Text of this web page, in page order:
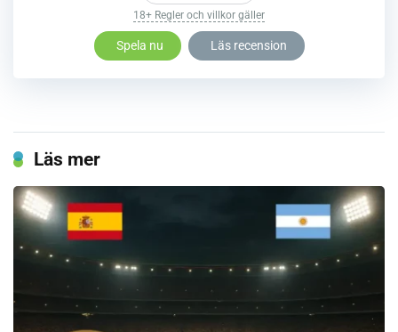
18+ Regler och villkor gäller
Spela nu Läs recension
Läs mer